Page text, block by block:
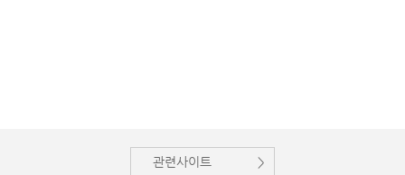
관련사이트